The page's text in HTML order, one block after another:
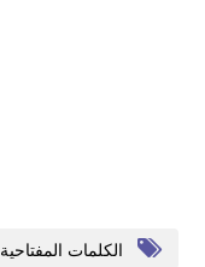
الكلمات المفتاحية